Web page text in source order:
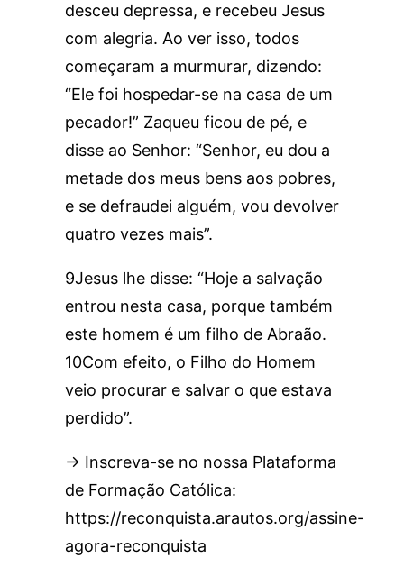
desceu depressa, e recebeu Jesus
com alegria. Ao ver isso, todos
começaram a murmurar, dizendo:
“Ele foi hospedar-se na casa de um
pecador!” Zaqueu ficou de pé, e
disse ao Senhor: “Senhor, eu dou a
metade dos meus bens aos pobres,
e se defraudei alguém, vou devolver
quatro vezes mais”.
9Jesus lhe disse: “Hoje a salvação
entrou nesta casa, porque também
este homem é um filho de Abraão.
10Com efeito, o Filho do Homem
veio procurar e salvar o que estava
perdido”.
→ Inscreva-se no nossa Plataforma
de Formação Católica:
https://reconquista.arautos.org/assine-
agora-reconquista